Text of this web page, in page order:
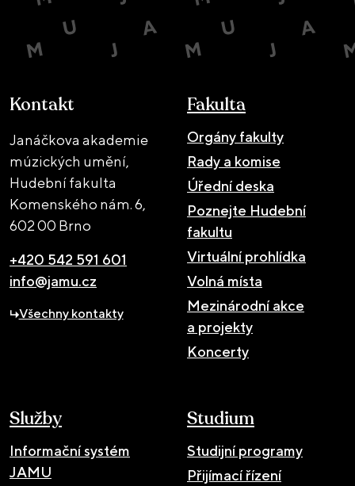
Kontakt
Janáčkova akademie
múzických umění,
Hudební fakulta
Komenského nám. 6,
602 00 Brno
+420 542 591 601
info@jamu.cz
Všechny kontakty
Fakulta
Orgány fakulty
Rady a komise
Úřední deska
Poznejte Hudební
fakultu
Virtuální prohlídka
Volná místa
Mezinárodní akce
a projekty
Koncerty
Služby
Informační systém
JAMU
Studium
Studijní programy
Přijímací řízení